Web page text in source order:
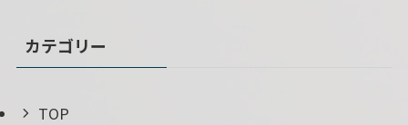
カテゴリー
TOP